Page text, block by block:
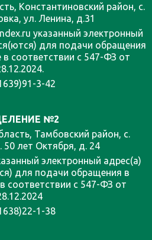
Константиновский район, с.
ул. Ленина, д.31
указанный электронный
для подачи обращения
соответствии с 547-ФЗ от
3-42
№2
Тамбовский район, с.
50 лет Октября, д. 24
электронный адрес(а)
для подачи обращения в
соответствии с 547-ФЗ от
1-38